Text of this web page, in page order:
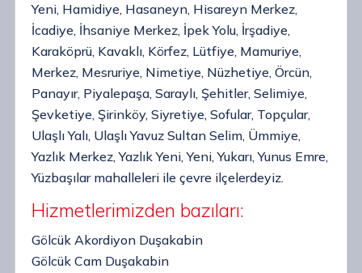
Yeni, Hamidiye, Hasaneyn, Hisareyn Merkez,
İcadiye, İhsaniye Merkez, İpek Yolu, İrşadiye,
Karaköprü, Kavaklı, Körfez, Lütfiye, Mamuriye,
Merkez, Mesruriye, Nimetiye, Nüzhetiye, Örcün,
Panayır, Piyalepaşa, Saraylı, Şehitler, Selimiye,
Şevketiye, Şirinköy, Siyretiye, Sofular, Topçular,
Ulaşlı Yalı, Ulaşlı Yavuz Sultan Selim, Ümmiye,
Yazlık Merkez, Yazlık Yeni, Yeni, Yukarı, Yunus Emre,
Yüzbaşılar mahalleleri ile çevre ilçelerdeyiz.
Hizmetlerimizden bazıları:
Gölcük Akordiyon Duşakabin
Gölcük Cam Duşakabin